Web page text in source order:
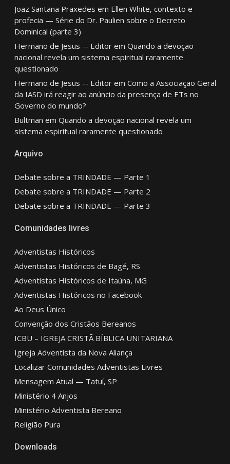
Joaz Santana Praxedes em Ellen White, contexto e
profecia — Série do Dr. Paulien sobre o Decreto
Dominical (parte 3)
Hermano de Jesus -- Editorem Quando a devoção
nacional revela um sistema espiritual raramente
questionado
Hermano de Jesus -- Editorem Como a Associação Geral
da IASD irá reagir ao anúncio da presença de ETs no
Governo do mundo?
Bultman em Quando a devoção nacional revela um
sistema espiritual raramente questionado
Arquivo
Debate sobre a TRINDADE — Parte 1
Debate sobre a TRINDADE — Parte 2
Debate sobre a TRINDADE — Parte 3
Comunidades livres
Adventistas Históricos
Adventistas Históricos de Bagé, RS
Adventistas Históricos de Itaúna, MG
Adventistas Históricos no Facebook
Ao Deus Único
Convenção dos Cristãos Bereanos
ICBU – IGREJA CRISTÃ BÍBLICA UNITARIANA
Igreja Adventista da Nova Aliança
Localizar Comunidades Adventistas Livres
Mensagem Atual — Tatuí, SP
Ministério 4 Anjos
Ministério Adventista Bereano
Religião Pura
Downloads